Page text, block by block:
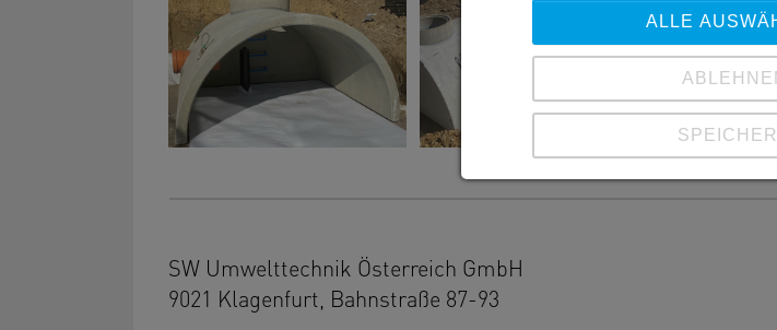
SW Umwelttechnik Österreich GmbH
9021 Klagenfurt, Bahnstraße 87-93
ALLE
Details anzeigen